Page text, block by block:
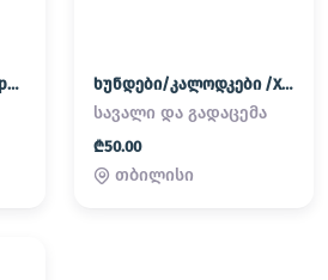
სამუხრუჭე დისკები/ apornebi ხუნდები/კალოდკები /XUNDEBI/KALODKEBI
სავალი და გადაცემა
₾50.00
თბილისი